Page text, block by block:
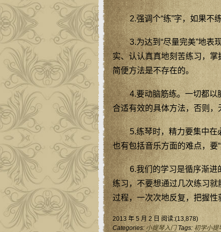
2.强调个“练”字，如果不
3.为达到“尽量完美”地表
实、认认真真地刻苦练习，
简便方法是不存在的。
4.要动脑筋练。一切都以
合适有效的具体方法，否则，
5.练琴时，精力要集中在
也有包括音乐方面的难点，要
6.我们的学习是循序渐进
练习，不要想通过几次练习
过程，一次次地反复，把握性
2013 年 5 月 2 日 阅读:(13,878)
Categories: 小提琴入门Tags: 初学小提